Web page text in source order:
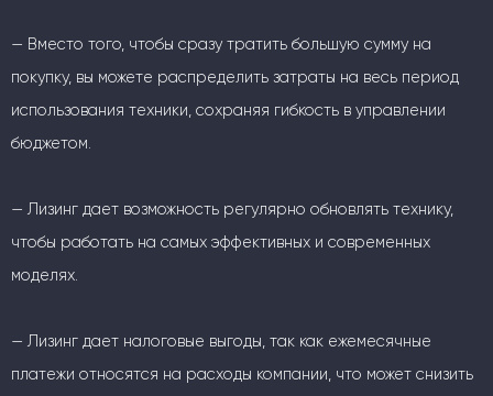
— Вместо того, чтобы сразу тратить большую сумму на
покупку, вы можете распределить затраты на весь период
использования техники, сохраняя гибкость в управлении
бюджетом.
— Лизинг дает возможность регулярно обновлять технику,
чтобы работать на самых эффективных и современных
моделях.
— Лизинг дает налоговые выгоды, так как ежемесячные
платежи относятся на расходы компании, что может снизить